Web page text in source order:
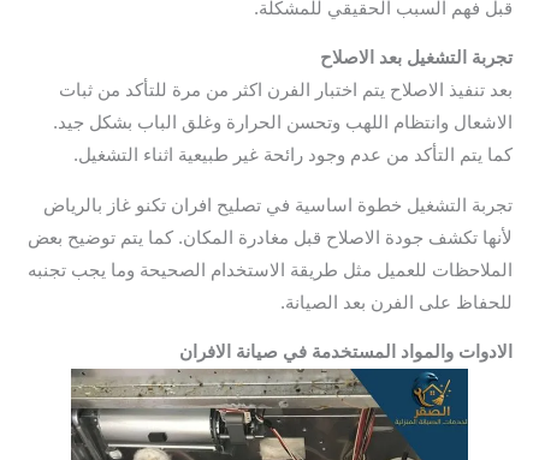
قبل فهم السبب الحقيقي للمشكلة.
تجربة التشغيل بعد الاصلاح
بعد تنفيذ الاصلاح يتم اختبار الفرن اكثر من مرة للتأكد من ثبات
الاشعال وانتظام اللهب وتحسن الحرارة وغلق الباب بشكل جيد.
كما يتم التأكد من عدم وجود رائحة غير طبيعية اثناء التشغيل.
تجربة التشغيل خطوة اساسية في تصليح افران تكنو غاز بالرياض
لأنها تكشف جودة الاصلاح قبل مغادرة المكان. كما يتم توضيح بعض
الملاحظات للعميل مثل طريقة الاستخدام الصحيحة وما يجب تجنبه
للحفاظ على الفرن بعد الصيانة.
الادوات والمواد المستخدمة في صيانة الافران